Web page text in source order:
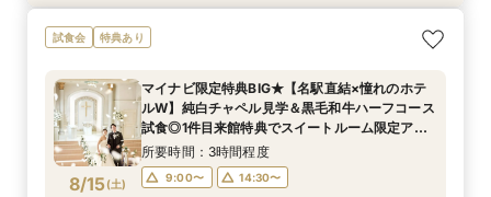
8/14(金)
【マイナビ限定特典◆卒花大好評！】感動の挙式
体験×上質ホテルWフェア《車来館OK◎見学時駐
ネムーン宿泊》
所要時間：3時間程度
10:00〜
13:00〜
15:00〜
8/14(金)
上質ホテルで叶える◆フォトウェディング相談会
◆会食付も相談◎
11:00〜
13:00〜
15:00〜
フェアを予約
8/14(金)
新郎新婦のみもOK◆挙式のみ開催の方向け相談
会◆会食付も◎
11:00〜
13:00〜
15:00〜
フェアを予約
8/14(金)
◆高層階*絶景ウェディング◆館内神前式×*和婚
*体験フェア
10:00〜
13:00〜
15:00〜
フェアを予約
8/14(金)
◆はじめての見学◆マリオット堪能×クイック
ウェディング相談会
10:00〜
13:00〜
15:00〜
フェアを予約
試食会 特典あり
8/15(土)
マイナビ限定特典BIG★【名駅直結×憧れのホテ
ルW】純白チャペル見学＆黒毛和牛ハーフコース
試食◎1件目来館特典でスイートルーム限定アメ
ニティセットプレゼント★〈衣装＆デラックス
ルーム宿泊特典付〉
所要時間：3時間程度
9:00〜 14:30〜